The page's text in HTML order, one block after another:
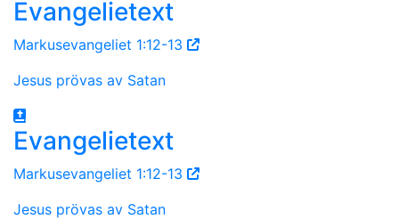
Evangelietext
Markusevangeliet 1:12-13
Jesus prövas av Satan
Evangelietext
Markusevangeliet 1:12-13
Jesus prövas av Satan